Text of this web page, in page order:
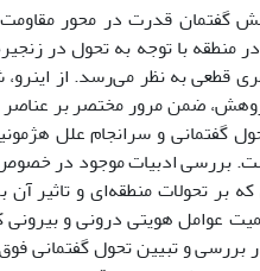
گفتمان قدرت در محور
با توجه به تحول در
قطعی به نظر می‌رسد. از
ضمن مرور مختصر بر
گفتمانی و سرانجام علل
بررسی ادبیات موجود در
تحولات منطقه‌ای و تاثیر آن
عوامل هویتی درونی و
و تبیین تحول گفتمانی